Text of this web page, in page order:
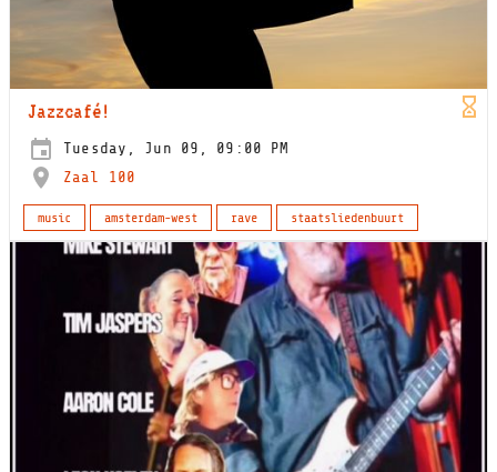
Jazzcafé!
Tuesday, Jun 09, 09:00 PM
Zaal 100
music amsterdam-west rave staatsliedenbuurt